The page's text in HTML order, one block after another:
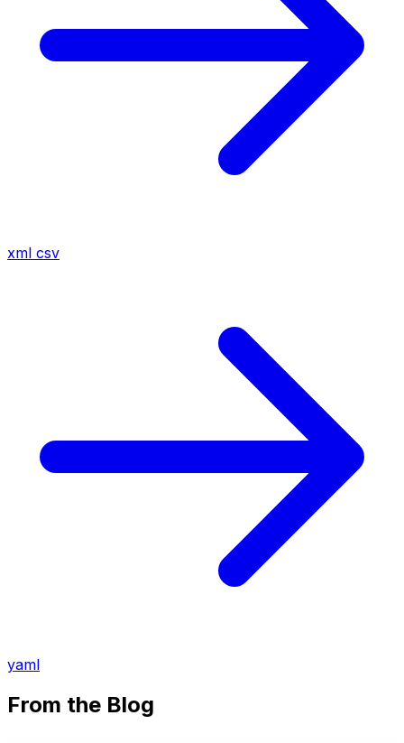
xml csv
yaml
From the Blog